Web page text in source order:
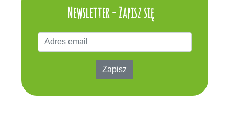
Newsletter - Zapisz się
Zapisz